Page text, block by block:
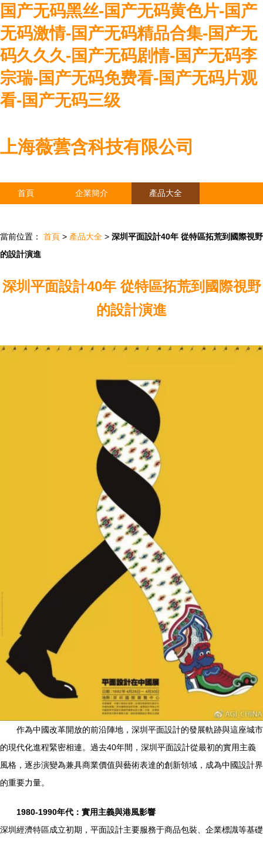
国产无码黑丝-国产无码黄色片-国产
无码激情-国产无码精品合集-国产无
码久久久-国产无码剧情-国产无码李
宗瑞-国产无码免费看-国产无码片观
看-国产无码三级
上海薇蕓含科技有限公司
首頁 企業簡介 產品大全
當前位置： 首頁 > 產品大全 > 深圳平面設計40年 從特區拓荒到國際視野
的設計演進
深圳平面設計40年 從特區拓荒到國際視野
的設計演進
作為中國改革開放的前沿陣地，深圳平面設計的發展軌跡與這座城市
的現代化進程緊密相連。過去40年間，深圳平面設計從最初的實用主義
風格，逐步演變為兼具商業價值與藝術表達的創新領域，成為中國設計界
的重要力量。
1980-1990年代：實用主義與港風影響
深圳經濟特區成立初期，平面設計主要服務于商品包裝、企業標識等基礎